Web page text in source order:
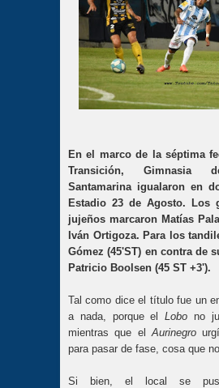
En el marco de la séptima
Transición,
Santamarina igualaron en
Estadio 23 de Agosto. Los
jujeños marcaron Matías
Iván Ortigoza. Para los
Gómez (45'ST) en contra de
Patricio Boolsen (45 ST +3').
Tal como dice el título fue un
a nada, porque el Lobo no
mientras que el Aurinegro
para pasar de fase, cosa que
Si bien, el local se